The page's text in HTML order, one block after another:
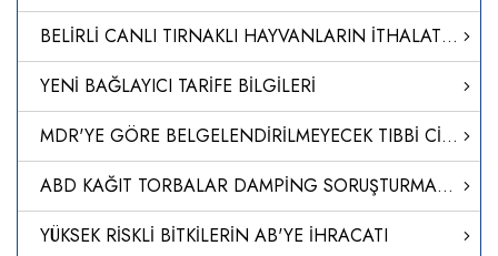
BELİRLİ CANLI TIRNAKLI HAYVANLARIN İTHALATI VE TRANSİT GEÇİŞİNE İLİŞKİN HAYVAN SAĞLIĞI KURALLARININ BELİRLENMESİNE DAİR YÖNETMELİKTE DEĞİŞİKLİK YAPILMASINA DAİR YÖNETMELİK
YENİ BAĞLAYICI TARİFE BİLGİLERİ
MDR'YE GÖRE BELGELENDİRİLMEYECEK TIBBİ CİHAZLARIN ÜTS UYGULAMALARI HAKKINDA SORU CEVAP DOKÜMANI YAYINLANMIŞTIR
ABD KAĞIT TORBALAR DAMPİNG SORUŞTURMASI-NİHAİ KARAR
YÜKSEK RİSKLİ BİTKİLERİN AB'YE İHRACATI